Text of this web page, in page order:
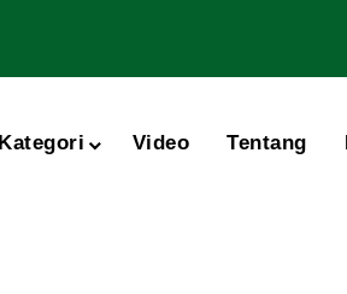
Kategori Video Tentang